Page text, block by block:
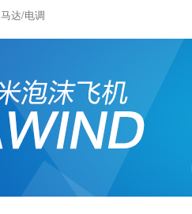
马达/电调